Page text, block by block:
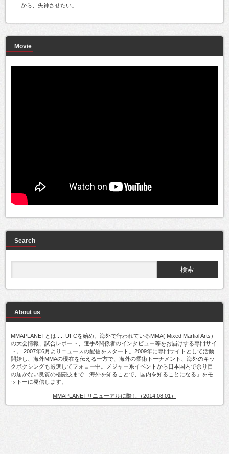
から、失神させたい」
Movie
Search
About us
MMAPLANETとは..... UFCを始め、海外で行われているMMA( Mixed Martial Arts）
の大会情報、試合レポート、選手&関係者のインタビュー等をお届けする専門サイ
ト。 2007年6月よりニュースの配信をスタート。2009年に専門サイトとして活動
開始し、海外MMAの現在を伝える一方で、海外の柔術トーナメント、海外のキッ
クボクシングも厳選してフォロー中。メジャー系イベントから日本国内で余り目
の届かない良質の格闘技まで「海外を知ることで、国内を知ることになる」をモ
ットーに発信します。
MMAPLANETリニューアルに際し（2014.08.01）